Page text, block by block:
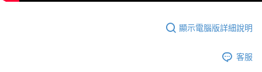
顯示電腦版詳細說明
客服